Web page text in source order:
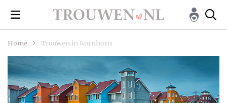
Home Trouwen in Kornhorn